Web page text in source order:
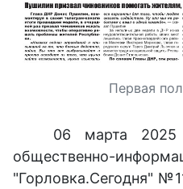
Первая
06 марта
общественно-
"Горловка.Сегодня"